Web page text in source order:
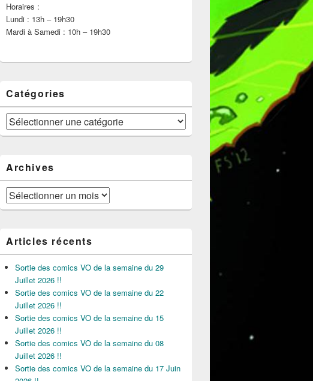
!
Horaires :
Lundi : 13h – 19h30
Mardi à Samedi : 10h – 19h30
Catégories
Catégories
Archives
Archives
Articles récents
Sortie des comics VO de la semaine du 29
Juillet 2026 !!
Sortie des comics VO de la semaine du 22
Juillet 2026 !!
Sortie des comics VO de la semaine du 15
Juillet 2026 !!
Sortie des comics VO de la semaine du 08
Juillet 2026 !!
Sortie des comics VO de la semaine du 17 Juin